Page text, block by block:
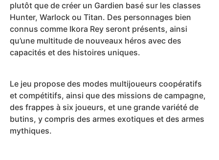
plutôt que de créer un Gardien basé sur les classes
Hunter, Warlock ou Titan. Des personnages bien
connus comme Ikora Rey seront présents, ainsi
qu’une multitude de nouveaux héros avec des
capacités et des histoires uniques.
Le jeu propose des modes multijoueurs coopératifs
et compétitifs, ainsi que des missions de campagne,
des frappes à six joueurs, et une grande variété de
butins, y compris des armes exotiques et des armes
mythiques.